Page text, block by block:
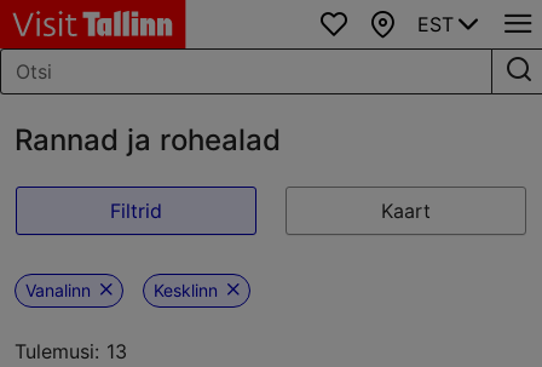
Lemmikud
Kaart
EST
Rannad ja rohealad
Filtrid Kaart
Vanalinn Kesklinn
Tulemusi: 13